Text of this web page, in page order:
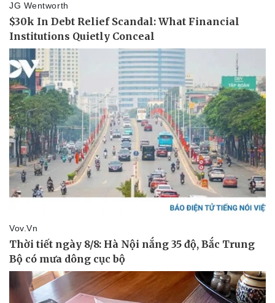
Thể thao
Bóng đá
Lịch thi đấu bóng đá
Thế giới thể thao
eSports
Hậu trường
Ô tô
Xe máy
Tư vấn